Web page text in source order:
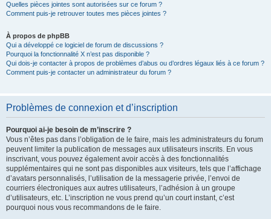
Quelles pièces jointes sont autorisées sur ce forum ?
Comment puis-je retrouver toutes mes pièces jointes ?
À propos de phpBB
Qui a développé ce logiciel de forum de discussions ?
Pourquoi la fonctionnalité X n’est pas disponible ?
Qui dois-je contacter à propos de problèmes d’abus ou d’ordres légaux liés à ce forum ?
Comment puis-je contacter un administrateur du forum ?
Problèmes de connexion et d’inscription
Pourquoi ai-je besoin de m’inscrire ?
Vous n’êtes pas dans l’obligation de le faire, mais les administrateurs du forum
peuvent limiter la publication de messages aux utilisateurs inscrits. En vous
inscrivant, vous pouvez également avoir accès à des fonctionnalités
supplémentaires qui ne sont pas disponibles aux visiteurs, tels que l’affichage
d’avatars personnalisés, l’utilisation de la messagerie privée, l’envoi de
courriers électroniques aux autres utilisateurs, l’adhésion à un groupe
d’utilisateurs, etc. L’inscription ne vous prend qu’un court instant, c’est
pourquoi nous vous recommandons de le faire.